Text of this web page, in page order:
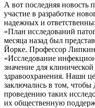
А вот последняя новость
участие в разработке
надежных и
«План исследований
месяца назад был
Йорке. Профессор
«Исследование
значение для
здравоохранения. Наши
заключались в том, чтобы
проведению таких
их общественную